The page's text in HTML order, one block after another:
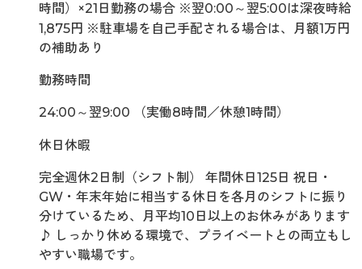
時間）×21日勤務の場合 ※翌0:00～翌5:00は深夜時給
1,875円 ※駐車場を自己手配される場合は、月額1万円
の補助あり
勤務時間
24:00～翌9:00 （実働8時間／休憩1時間）
休日休暇
完全週休2日制（シフト制） 年間休日125日 祝日・
GW・年末年始に相当する休日を各月のシフトに振り
分けているため、月平均10日以上のお休みがあります
♪ しっかり休める環境で、プライベートとの両立もし
やすい職場です。